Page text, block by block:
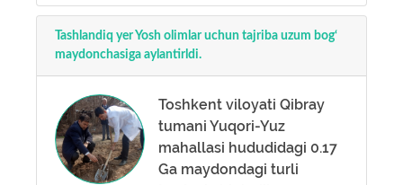
Tashlandiq yer Yosh olimlar uchun tajriba uzum bog‘
maydonchasiga aylantirldi.
Toshkent viloyati Qibray
tumani Yuqori-Yuz
mahallasi hududidagi 0.17
Ga maydondagi turli